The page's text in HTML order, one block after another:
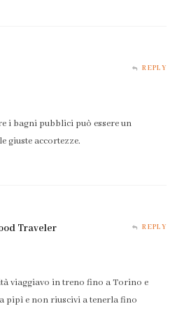
REPLY
i bagni pubblici può essere un
giuste accortezze.
Traveler REPLY
viaggiavo in treno fino a Torino e
pipì e non riuscivi a tenerla fino